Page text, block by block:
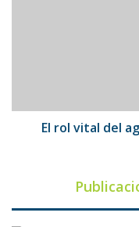
el
descansoEl rol vital del